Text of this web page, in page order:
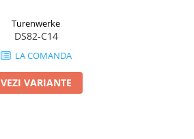
Turenwerke
DS82-C14
LA COMANDA
VEZI VARIANTE